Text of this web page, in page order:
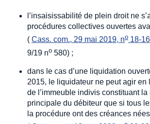
l’insaisissabilité de plein droit ne
procédures collectives ouvertes
( Cass. com., 29 mai 2019, no 18-
9/19 no 580) ;
dans le cas d’une liquidation
2015, le liquidateur ne peut agir en
de l’immeuble indivis constituant
principale du débiteur que si tous
la procédure ont des créances